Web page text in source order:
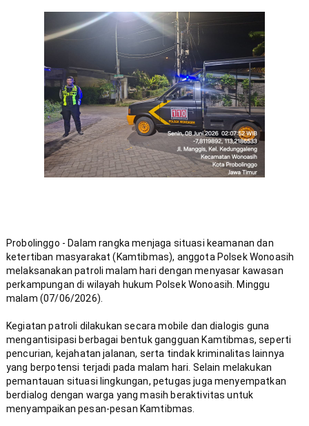
Probolinggo - Dalam rangka menjaga situasi keamanan dan
ketertiban masyarakat (Kamtibmas), anggota Polsek Wonoasih
melaksanakan patroli malam hari dengan menyasar kawasan
perkampungan di wilayah hukum Polsek Wonoasih. Minggu
Kegiatan patroli dilakukan secara mobile dan dialogis guna
mengantisipasi berbagai bentuk gangguan Kamtibmas, seperti
pencurian, kejahatan jalanan, serta tindak kriminalitas lainnya
yang berpotensi terjadi pada malam hari. Selain melakukan
pemantauan situasi lingkungan, petugas juga menyempatkan
berdialog dengan warga yang masih beraktivitas untuk